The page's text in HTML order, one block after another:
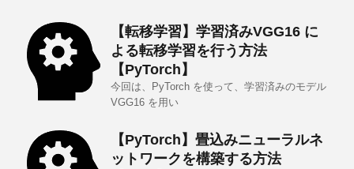
【転移学習】学習済みVGG16 に
よる転移学習を行う方法
【PyTorch】
今回は、PyTorch を使って、学習済みのモデル
VGG16 を用い
【PyTorch】畳込みニューラルネ
ットワークを構築する方法